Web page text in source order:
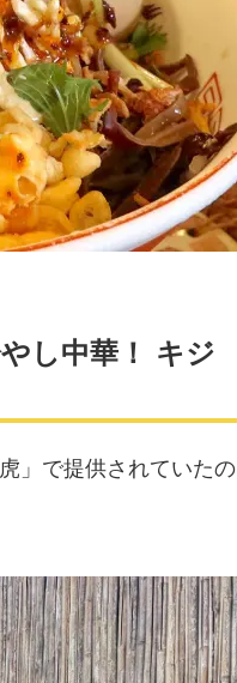
し中華！ キジ
」で提供されていたの